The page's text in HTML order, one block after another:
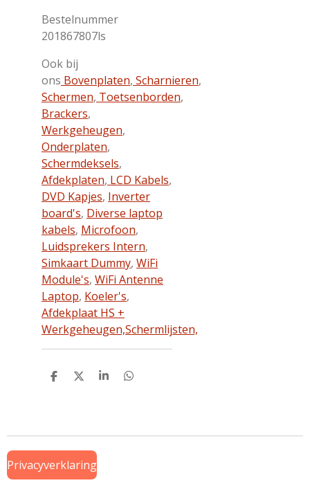
Bestelnummer
201867807ls
Ook bij
ons Bovenplaten, Scharnieren,
Schermen, Toetsenborden,
Brackers,
Werkgeheugen,
Onderplaten,
Schermdeksels,
Afdekplaten, LCD Kabels,
DVD Kapjes, Inverter
board's, Diverse laptop
kabels, Microfoon,
Luidsprekers Intern,
Simkaart Dummy, WiFi
Module's, WiFi Antenne
Laptop, Koeler's,
Afdekplaat HS +
Werkgeheugen,Schermlijsten,
D
D
S
D
Privacyverklaring